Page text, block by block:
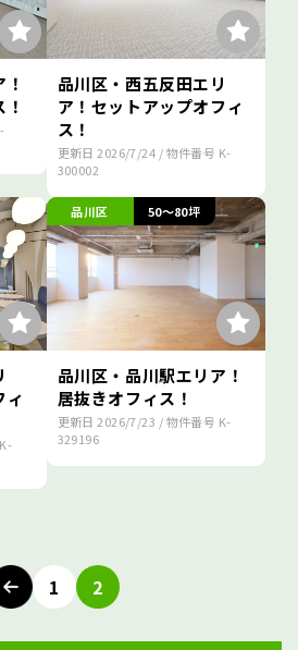
品川区・西五反田エリ
ア！セットアップオフィ
ス！
更新日2026/7/24 / 物件番号 K-
300002
ィ
K-
品川区 50～80坪
品川区・品川駅エリア！
居抜きオフィス！
更新日2026/7/23 / 物件番号 K-
329196
1 2